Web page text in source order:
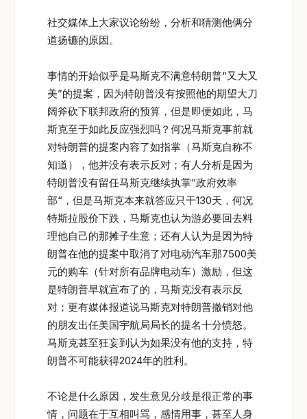
社交媒体上大家议论纷纷，分析和猜测他俩分
道扬镳的原因。
事情的开始似乎是马斯克不满意特朗普“又大又
美”的提案，因为特朗普没有按照他的期望大刀
阔斧砍下联邦政府的预算，但是即便如此，马
斯克至于如此反应强烈吗？何况马斯克事前就
对特朗普的提案内容了如指掌（马斯克自称不
知道），他并没有表示反对；有人分析是因为
特朗普没有留任马斯克继续执掌“政府效率
部“，但是马斯克本来就答应只干130天，何况
特斯拉股价下跌，马斯克也认为游必要回去料
理他自己的那摊子生意；还有人认为是因为特
朗普在他的提案中取消了对电动汽车那7500美
元的购车（针对所有品牌电动车）激励，但这
是特朗普早就宣布了的，马斯克没有表示反
对；更有媒体报道说马斯克对特朗普撤销对他
的朋友出任美国宇航局局长的提名十分愤怒。
马斯克甚至狂妄到认为如果没有他的支持，特
朗普不可能获得2024年的胜利。
不论是什么原因，发生意见分歧是很正常的事
情，问题在于互相叫骂，感情用事，甚至人身